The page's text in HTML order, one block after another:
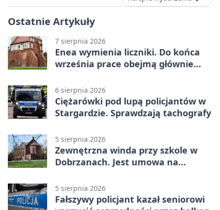
Ostatnie Artykuły
7 sierpnia 2026
Enea wymienia liczniki. Do końca
września prace obejmą głównie
6 sierpnia 2026
Ciężarówki pod lupą policjantów w
Stargardzie. Sprawdzają tachografy
5 sierpnia 2026
Zewnętrzna winda przy szkole w
Dobrzanach. Jest umowa na
5 sierpnia 2026
Fałszywy policjant kazał seniorowi